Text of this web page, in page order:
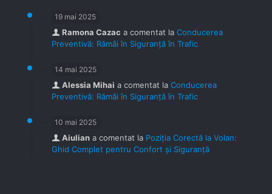
19 mai 2025
Ramona Cazac a comentat la Conducerea
Preventivă: Rămâi în Siguranță în Trafic
14 mai 2025
Alessia Mihai a comentat la Conducerea
Preventivă: Rămâi în Siguranță în Trafic
10 mai 2025
Aiulian a comentat la Poziția Corectă la Volan:
Ghid Complet pentru Confort și Siguranță